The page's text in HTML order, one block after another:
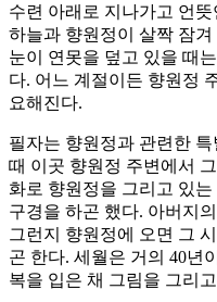
수련 아래로 지나가고 언
하늘과 향원정이 살짝 잠
눈이 연못을 덮고 있을 때
다. 어느 계절이든 향원정
요해진다.
필자는 향원정과 관련한
때 이곳 향원정 주변에서
화로 향원정을 그리고 있
구경을 하곤 했다. 아버지
그런지 향원정에 오면 그
곤 한다. 세월은 거의 40년
복을 입은 채 그림을 그리